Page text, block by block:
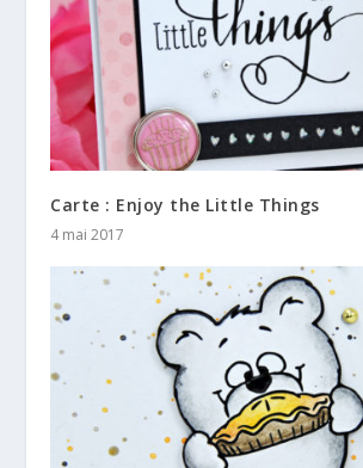
Carte : Enjoy the Little Things
4 mai 2017